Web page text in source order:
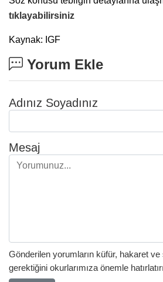
tıklayabilirsiniz
Kaynak: IGF
Yorum Ekle
Adınız Soyadınız
Mesaj
Gönderilen yorumların küfür, hakaret
gerektiğini okurlarımıza önemle